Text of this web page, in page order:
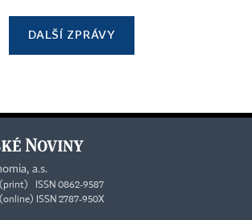
DALŠÍ ZPRÁVY
a.s.
(print) ISSN 0862-9587
ISSN 2787-950X